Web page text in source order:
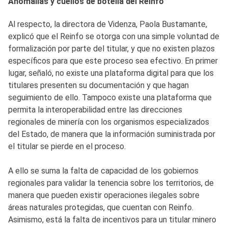
Al respecto, la directora de Videnza, Paola Bustamante,
explicó que el Reinfo se otorga con una simple voluntad de
formalización por parte del titular, y que no existen plazos
específicos para que este proceso sea efectivo. En primer
lugar, señaló, no existe una plataforma digital para que los
titulares presenten su documentación y que hagan
seguimiento de ello. Tampoco existe una plataforma que
permita la interoperabilidad entre las direcciones
regionales de minería con los organismos especializados
del Estado, de manera que la información suministrada por
el titular se pierde en el proceso.
A ello se suma la falta de capacidad de los gobiernos
regionales para validar la tenencia sobre los territorios, de
manera que pueden existir operaciones ilegales sobre
áreas naturales protegidas, que cuentan con Reinfo.
Asimismo, está la falta de incentivos para un titular minero